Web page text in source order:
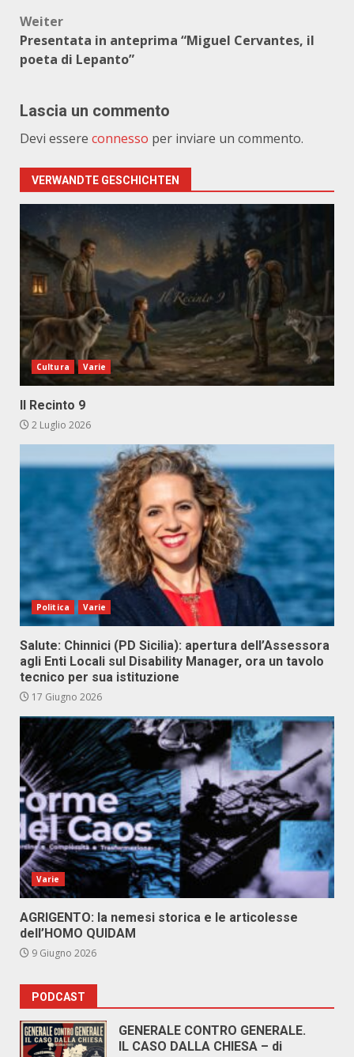
Weiter
Presentata in anteprima “Miguel Cervantes, il
poeta di Lepanto”
Lascia un commento
Devi essere connesso per inviare un commento.
VERWANDTE GESCHICHTEN
Cultura Varie
Il Recinto 9
2 Luglio 2026
Politica Varie
Salute: Chinnici (PD Sicilia): apertura dell’Assessora
agli Enti Locali sul Disability Manager, ora un tavolo
tecnico per sua istituzione
17 Giugno 2026
Varie
AGRIGENTO: la nemesi storica e le articolesse
dell’HOMO QUIDAM
9 Giugno 2026
PODCAST
GENERALE CONTRO GENERALE.
IL CASO DALLA CHIESA – di